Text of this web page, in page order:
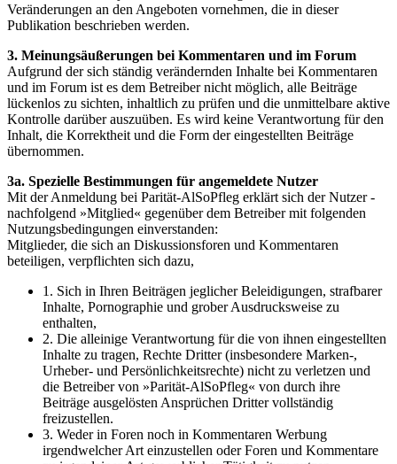
Veränderungen an den Angeboten vornehmen, die in dieser
Publikation beschrieben werden.
3. Meinungsäußerungen bei Kommentaren und im Forum
Aufgrund der sich ständig verändernden Inhalte bei Kommentaren
und im Forum ist es dem Betreiber nicht möglich, alle Beiträge
lückenlos zu sichten, inhaltlich zu prüfen und die unmittelbare aktive
Kontrolle darüber auszuüben. Es wird keine Verantwortung für den
Inhalt, die Korrektheit und die Form der eingestellten Beiträge
übernommen.
3a. Spezielle Bestimmungen für angemeldete Nutzer
Mit der Anmeldung bei Parität-AlSoPfleg erklärt sich der Nutzer -
nachfolgend »Mitglied« gegenüber dem Betreiber mit folgenden
Nutzungsbedingungen einverstanden:
Mitglieder, die sich an Diskussionsforen und Kommentaren
beteiligen, verpflichten sich dazu,
1. Sich in Ihren Beiträgen jeglicher Beleidigungen, strafbarer
Inhalte, Pornographie und grober Ausdrucksweise zu
enthalten,
2. Die alleinige Verantwortung für die von ihnen eingestellten
Inhalte zu tragen, Rechte Dritter (insbesondere Marken-,
Urheber- und Persönlichkeitsrechte) nicht zu verletzen und
die Betreiber von »Parität-AlSoPfleg« von durch ihre
Beiträge ausgelösten Ansprüchen Dritter vollständig
freizustellen.
3. Weder in Foren noch in Kommentaren Werbung
irgendwelcher Art einzustellen oder Foren und Kommentare